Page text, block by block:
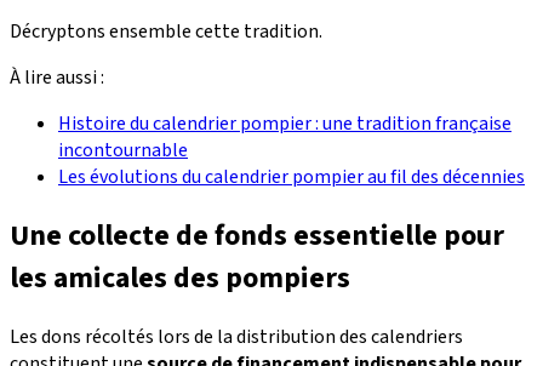
Décryptons ensemble cette tradition.
À lire aussi :
Histoire du calendrier pompier : une tradition française
incontournable
Les évolutions du calendrier pompier au fil des décennies
Une collecte de fonds essentielle pour
les amicales des pompiers
Les dons récoltés lors de la distribution des calendriers